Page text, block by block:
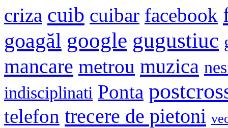
criza cuib cuibar facebook
goagăl google gugustiuc
mancare metrou muzica
indisciplinati Ponta
telefon trecere de pietoni